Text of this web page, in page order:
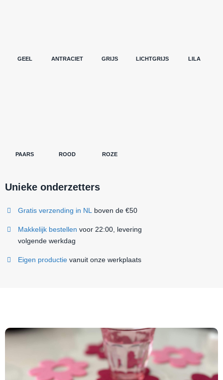
GEEL ANTRACIET GRIJS LICHTGRIJS LILA
PAARS ROOD ROZE
Unieke onderzetters
Gratis verzending in NL boven de €50
Makkelijk bestellen voor 22:00, levering
volgende werkdag
Eigen productie vanuit onze werkplaats